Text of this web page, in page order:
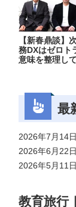
【新春鼎談】
務DXはゼロト
意味を整理し
最
2026年7月14日
2026年6月22日
2026年5月11日
教育旅行